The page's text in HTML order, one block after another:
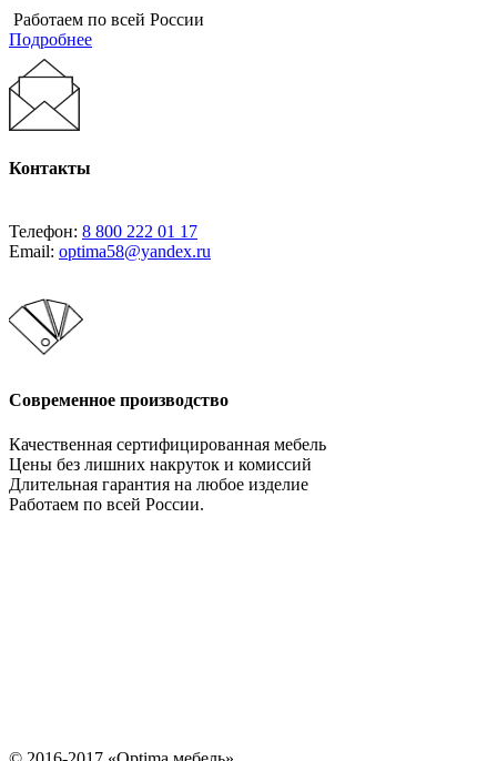
Работаем по всей России
Подробнее
Контакты
Телефон: 8 800 222 01 17
Email: optima58@yandex.ru
Современное производство
Качественная сертифицированная мебель
Цены без лишних накруток и комиссий
Длительная гарантия на любое изделие
Работаем по всей России.